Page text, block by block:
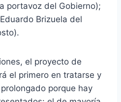
portavoz del Gobierno);
Brizuela del
el proyecto de
el primero en tratarse y
porque hay